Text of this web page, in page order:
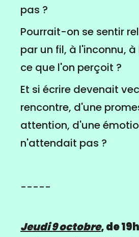
pas ?
Pourrait-on se sentir
par un fil, à l'inconnu,
ce que l'on perçoit ?
Et si écrire devenait
rencontre, d'une
attention, d'une
n'attendait pas ?
-----
Jeudi 9 octobre, de